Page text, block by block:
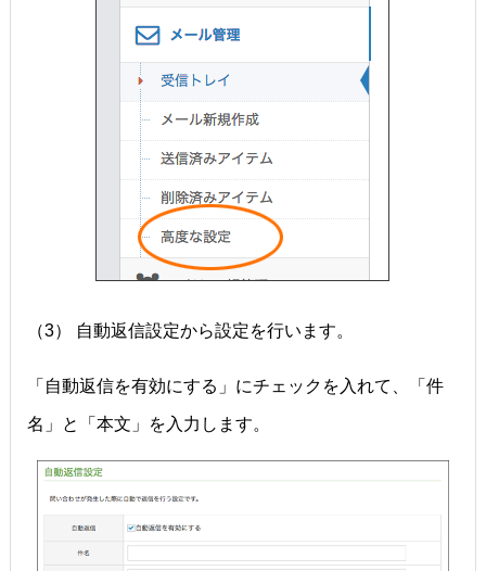
（3） 自動返信設定から設定を行います。
「自動返信を有効にする」にチェックを入れて、「件
名」と「本文」を入力します。